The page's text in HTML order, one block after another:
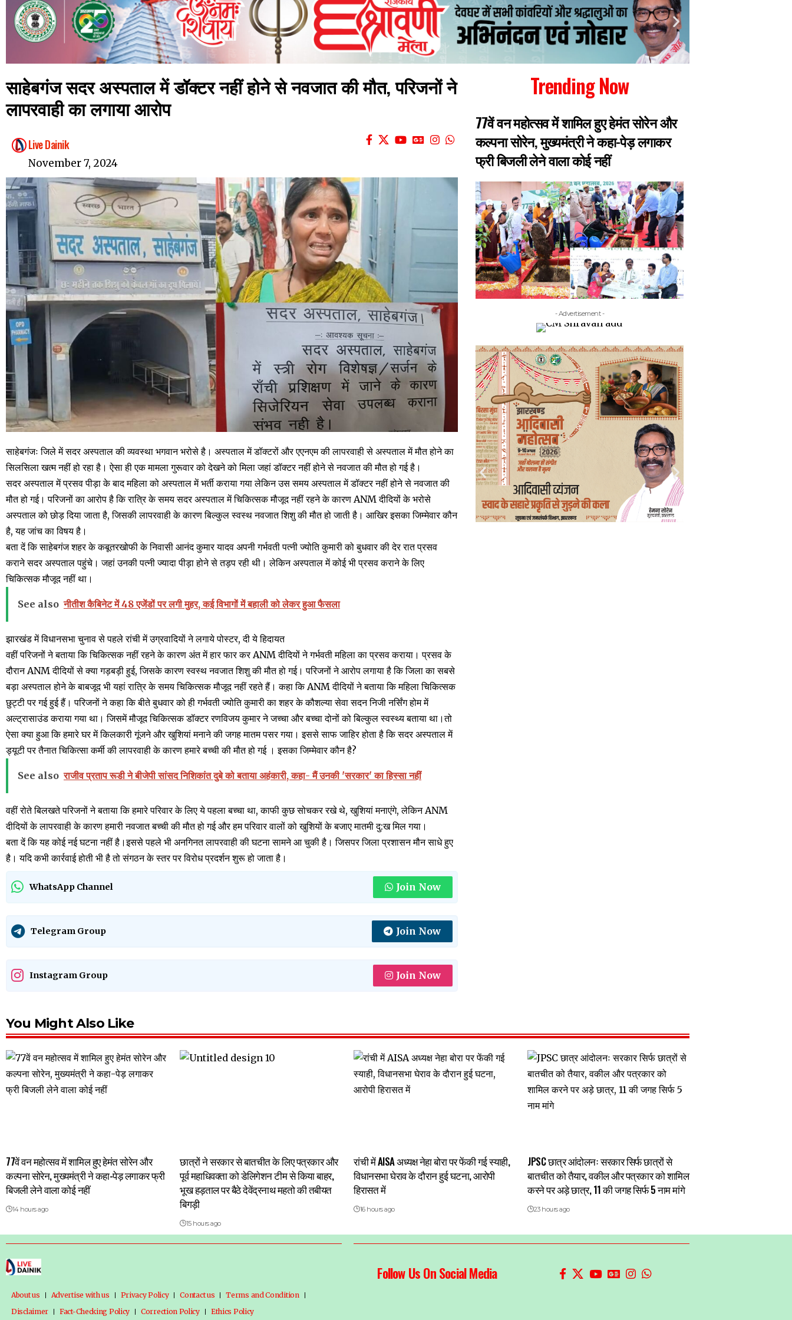
साहेबगंज सदर अस्पताल में डॉक्टर नहीं होने से नवजात की मौत, परिजनों ने
लापरवाही का लगाया आरोप
Live Dainik
November 7, 2024
साहेबगंजः जिले में सदर अस्पताल की व्यवस्था भगवान भरोसे है। अस्पताल में डॉक्टरों और एएनएम की लापरवाही से अस्पताल में मौत होने का
सिलसिला खत्म नहीं हो रहा है। ऐसा ही एक मामला गुरूवार को देखने को मिला जहां डॉक्टर नहीं होने से नवजात की मौत हो गई है।
सदर अस्पताल में प्रसव पीड़ा के बाद महिला को अस्पताल में भर्ती कराया गया लेकिन उस समय अस्पताल में डॉक्टर नहीं होने से नवजात की
मौत हो गई। परिजनों का आरोप है कि रात्रि के समय सदर अस्पताल में चिकित्सक मौजूद नहीं रहने के कारण ANM दीदियों के भरोसे
अस्पताल को छोड़ दिया जाता है, जिसकी लापरवाही के कारण बिल्कुल स्वस्थ नवजात शिशु की मौत हो जाती है। आखिर इसका जिम्मेवार कौन
है, यह जांच का विषय है।
बता दें कि साहेबगंज शहर के कबूतरखोफी के निवासी आनंद कुमार यादव अपनी गर्भवती पत्नी ज्योति कुमारी को बुधवार की देर रात प्रसव
कराने सदर अस्पताल पहुंचे। जहां उनकी पत्नी ज्यादा पीड़ा होने से तड़प रही थी। लेकिन अस्पताल में कोई भी प्रसव कराने के लिए
चिकित्सक मौजूद नहीं था।
See also नीतीश कैबिनेट में 48 एजेंडों पर लगी मुहर, कई विभागों में बहाली को लेकर हुआ फैसला
झारखंड में विधानसभा चुनाव से पहले रांची में उग्रवादियों ने लगाये पोस्टर, दी ये हिदायत
वहीं परिजनों ने बताया कि चिकित्सक नहीं रहने के कारण अंत में हार फार कर ANM दीदियों ने गर्भवती महिला का प्रसव कराया। प्रसव के
दौरान ANM दीदियों से क्या गड़बड़ी हुई, जिसके कारण स्वस्थ नवजात शिशु की मौत हो गई। परिजनों ने आरोप लगाया है कि जिला का सबसे
बड़ा अस्पताल होने के बाबजूद भी यहां रात्रि के समय चिकित्सक मौजूद नहीं रहते हैं। कहा कि ANM दीदियों ने बताया कि महिला चिकित्सक
छुट्टी पर गई हुई हैं। परिजनों ने कहा कि बीते बुधवार को ही गर्भवती ज्योति कुमारी का शहर के कौशल्या सेवा सदन निजी नर्सिंग होम में
अल्ट्रासाउंड कराया गया था। जिसमें मौजूद चिकित्सक डॉक्टर रणविजय कुमार ने जच्चा और बच्चा दोनों को बिल्कुल स्वस्थ्य बताया था।तो
ऐसा क्या हुआ कि हमारे घर में किलकारी गूंजने और खुशियां मनाने की जगह मातम पसर गया। इससे साफ जाहिर होता है कि सदर अस्पताल में
ड्यूटी पर तैनात चिकित्सा कर्मी की लापरवाही के कारण हमारे बच्ची की मौत हो गई । इसका जिम्मेवार कौन है?
See also राजीव प्रताप रूडी ने बीजेपी सांसद निशिकांत दुबे को बताया अहंकारी, कहा- मैं उनकी 'सरकार' का हिस्सा नहीं
वहीं रोते बिलखते परिजनों ने बताया कि हमारे परिवार के लिए ये पहला बच्चा था, काफी कुछ सोचकर रखे थे, खुशियां मनाएंगे, लेकिन ANM
दीदियों के लापरवाही के कारण हमारी नवजात बच्ची की मौत हो गई और हम परिवार वालों को खुशियों के बजाए मातमी दु:ख मिल गया।
बता दें कि यह कोई नई घटना नहीं है।इससे पहले भी अनगिनत लापरवाही की घटना सामने आ चुकी है। जिसपर जिला प्रशासन मौन साधे हुए
है। यदि कभी कार्रवाई होती भी है तो संगठन के स्तर पर विरोध प्रदर्शन शुरू हो जाता है।
WhatsApp Channel Join Now
Telegram Group Join Now
Instagram Group Join Now
Trending Now
77वें वन महोत्सव में शामिल हुए हेमंत सोरेन और
कल्पना सोरेन, मुख्यमंत्री ने कहा-पेड़ लगाकर
फ्री बिजली लेने वाला कोई नहीं
- Advertisement -
You Might Also Like
77वें वन महोत्सव में शामिल हुए हेमंत सोरेन और
कल्पना सोरेन, मुख्यमंत्री ने कहा-पेड़ लगाकर फ्री
बिजली लेने वाला कोई नहीं
14 hours ago
छात्रों ने सरकार से बातचीत के लिए पत्रकार और
पूर्व महाधिवक्ता को डेलिगेशन टीम से किया बाहर,
भूख हड़ताल पर बैठे देवेंद्रनाथ महतो की तबीयत
बिगड़ी
15 hours ago
रांची में AISA अध्यक्ष नेहा बोरा पर फेंकी गई स्याही,
विधानसभा घेराव के दौरान हुई घटना, आरोपी
हिरासत में
16 hours ago
JPSC छात्र आंदोलनः सरकार सिर्फ छात्रों से
बातचीत को तैयार, वकील और पत्रकार को शामिल
करने पर अड़े छात्र, 11 की जगह सिर्फ 5 नाम मांगे
23 hours ago
About us Advertise with us Privacy Policy Contact us
Terms and Condition
Disclaimer
Fact-Checking Policy Correction Policy Ethics Policy
Follow Us On Social Media